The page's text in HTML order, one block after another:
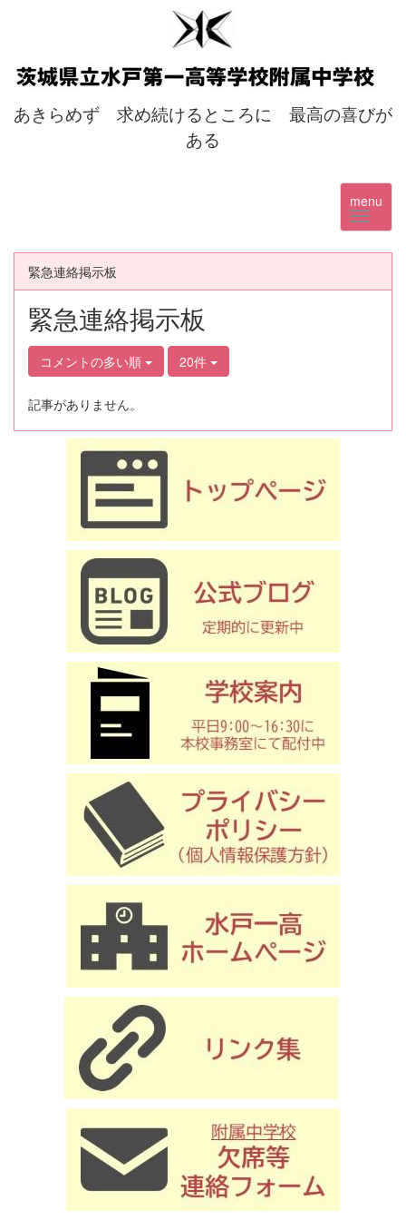
あきらめず 求め続けるところに 最高の喜びが
ある
menu
緊急連絡掲示板
緊急連絡掲示板
コメントの多い順 20件
記事がありません。